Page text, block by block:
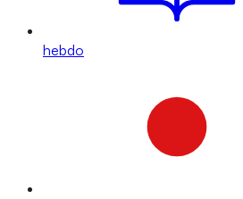
hebdo